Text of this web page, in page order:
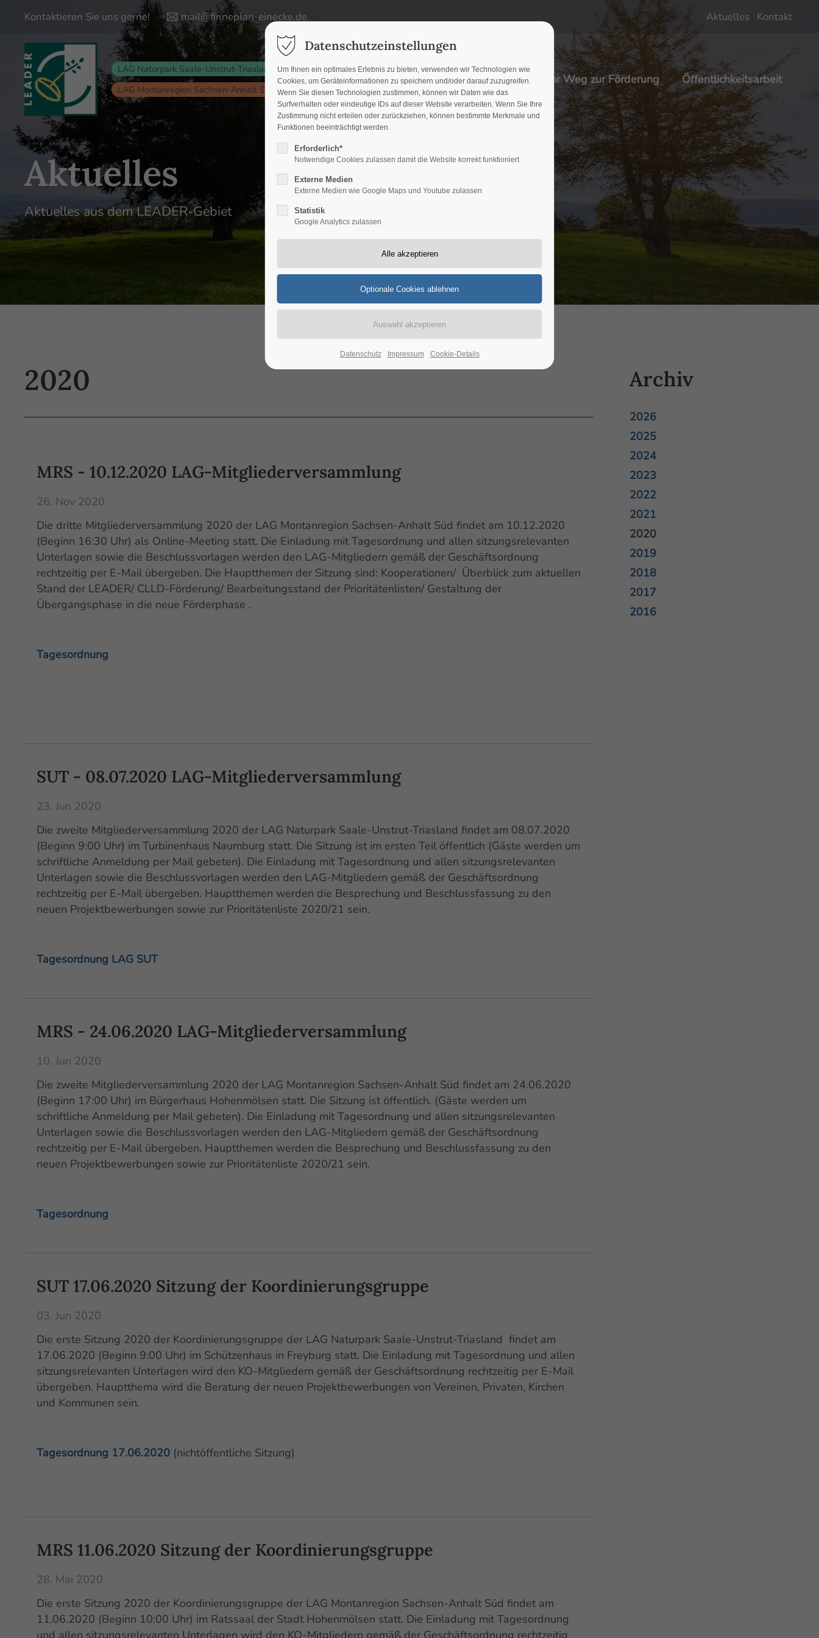
Benutzername
Passwort
Register | Lost your password?
Support
Lorem ipsum dolor sit amet:
24h/ 365days
We offer support for our customers
Mon - Fri 8:00am - 5:00pm
Cybersteel Inc.
376-293 City Road, Suite 600
San Francisco, CA 94102
+44 1234 567 890
Drop us a line
About us
Lorem ipsum dolor sit amet,
consectetuer adipiscing elit.
Aenean commodo ligula eget dolor.
Aenean massa. Cum sociis natoque
penatibus et magnis dis parturient
montes, nascetur ridiculus mus.
Donec quam felis, ultricies nec.
Kontaktieren Sie uns gerne! mail@finneplan-einecke.de Aktuelles Kontakt
LAG Naturpark Saale-Unstrut-Triasland
LAG Montanregion Sachsen-Anhalt Süd
Ihr Weg zur Förderung Öffentlichkeitsarbeit
Aktuelles
Aktuelles aus dem LEADER-Gebiet
2020
MRS - 10.12.2020 LAG-Mitgliederversammlung
26. Nov 2020
Die dritte Mitgliederversammlung 2020 der LAG Montanregion Sachsen-Anhalt Süd findet am 10.12.2020
(Beginn 16:30 Uhr) als Online-Meeting statt. Die Einladung mit Tagesordnung und allen sitzungsrelevanten
Unterlagen sowie die Beschlussvorlagen werden den LAG-Mitgliedern gemäß der Geschäftsordnung
rechtzeitig per E-Mail übergeben. Die Hauptthemen der Sitzung sind: Kooperationen/ Überblick zum aktuellen
Stand der LEADER/ CLLD-Förderung/ Bearbeitungsstand der Prioritätenlisten/ Gestaltung der
Übergangsphase in die neue Förderphase .
Tagesordnung
SUT - 08.07.2020 LAG-Mitgliederversammlung
23. Jun 2020
Die zweite Mitgliederversammlung 2020 der LAG Naturpark Saale-Unstrut-Triasland findet am 08.07.2020
(Beginn 9:00 Uhr) im Turbinenhaus Naumburg statt. Die Sitzung ist im ersten Teil öffentlich (Gäste werden um
schriftliche Anmeldung per Mail gebeten). Die Einladung mit Tagesordnung und allen sitzungsrelevanten
Unterlagen sowie die Beschlussvorlagen werden den LAG-Mitgliedern gemäß der Geschäftsordnung
rechtzeitig per E-Mail übergeben. Hauptthemen werden die Besprechung und Beschlussfassung zu den
neuen Projektbewerbungen sowie zur Prioritätenliste 2020/21 sein.
Tagesordnung LAG SUT
MRS - 24.06.2020 LAG-Mitgliederversammlung
10. Jun 2020
Die zweite Mitgliederversammlung 2020 der LAG Montanregion Sachsen-Anhalt Süd findet am 24.06.2020
(Beginn 17:00 Uhr) im Bürgerhaus Hohenmölsen statt. Die Sitzung ist öffentlich. (Gäste werden um
schriftliche Anmeldung per Mail gebeten). Die Einladung mit Tagesordnung und allen sitzungsrelevanten
Unterlagen sowie die Beschlussvorlagen werden den LAG-Mitgliedern gemäß der Geschäftsordnung
rechtzeitig per E-Mail übergeben. Hauptthemen werden die Besprechung und Beschlussfassung zu den
neuen Projektbewerbungen sowie zur Prioritätenliste 2020/21 sein.
Tagesordnung
SUT 17.06.2020 Sitzung der Koordinierungsgruppe
03. Jun 2020
Die erste Sitzung 2020 der Koordinierungsgruppe der LAG Naturpark Saale-Unstrut-Triasland findet am
17.06.2020 (Beginn 9:00 Uhr) im Schützenhaus in Freyburg statt. Die Einladung mit Tagesordnung und allen
sitzungsrelevanten Unterlagen wird den KO-Mitgliedern gemäß der Geschäftsordnung rechtzeitig per E-Mail
übergeben. Hauptthema wird die Beratung der neuen Projektbewerbungen von Vereinen, Privaten, Kirchen
und Kommunen sein.
Tagesordnung 17.06.2020 (nichtöffentliche Sitzung)
MRS 11.06.2020 Sitzung der Koordinierungsgruppe
28. Mai 2020
Die erste Sitzung 2020 der Koordinierungsgruppe der LAG Montanregion Sachsen-Anhalt Süd findet am
11.06.2020 (Beginn 10:00 Uhr) im Ratssaal der Stadt Hohenmölsen statt. Die Einladung mit Tagesordnung
und allen sitzungsrelevanten Unterlagen wird den KO-Mitgliedern gemäß der Geschäftsordnung rechtzeitig
Archiv
2026
2025
2024
2023
2022
2021
2020
2019
2018
2017
2016
Datenschutzeinstellungen
Um Ihnen ein optimales Erlebnis zu bieten, verwenden wir Technologien wie
Cookies, um Geräteinformationen zu speichern und/oder darauf zuzugreifen.
Wenn Sie diesen Technologien zustimmen, können wir Daten wie das
Surfverhalten oder eindeutige IDs auf dieser Website verarbeiten. Wenn Sie Ihre
Zustimmung nicht erteilen oder zurückziehen, können bestimmte Merkmale und
Funktionen beeinträchtigt werden.
Erforderlich*
Notwendige Cookies zulassen damit die Website korrekt funktioniert
Externe Medien
Externe Medien wie Google Maps und Youtube zulassen
Statistik
Google Analytics zulassen
Datenschutz Impressum Cookie-Details